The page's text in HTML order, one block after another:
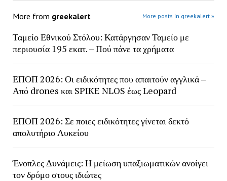
More from greekalert More posts in greekalert »
Ταμείο Εθνικού Στόλου: Κατάργησαν Ταμείο με
περιουσία 195 εκατ. – Πού πάνε τα χρήματα
ΕΠΟΠ 2026: Οι ειδικότητες που απαιτούν αγγλικά –
Από drones και SPIKE NLOS έως Leopard
ΕΠΟΠ 2026: Σε ποιες ειδικότητες γίνεται δεκτό
απολυτήριο Λυκείου
Ένοπλες Δυνάμεις: Η μείωση υπαξιωματικών ανοίγει
τον δρόμο στους ιδιώτες